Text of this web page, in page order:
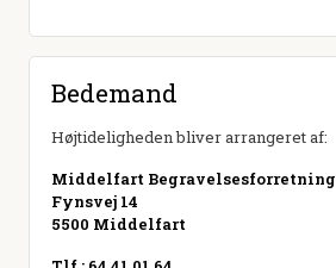
Bedemand
Højtideligheden bliver arrangeret af:
Middelfart Begravelsesforretning
Fynsvej 14
5500 Middelfart